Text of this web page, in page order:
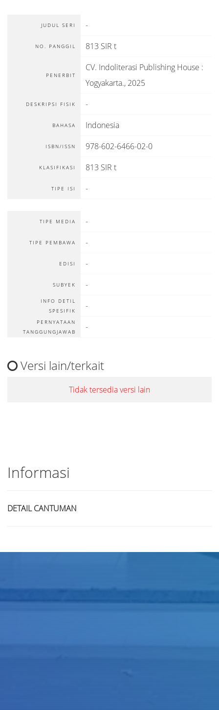
JUDUL SERI -
NO. PANGGIL 813 SIR t
PENERBIT
CV. Indoliterasi Publishing House :
Yogyakarta., 2025
DESKRIPSI FISIK -
BAHASA Indonesia
ISBN/ISSN 978-602-6466-02-0
KLASIFIKASI 813 SIR t
TIPE ISI -
TIPE MEDIA -
TIPE PEMBAWA -
EDISI -
SUBYEK -
INFO DETIL
SPESIFIK
-
PERNYATAAN
TANGGUNGJAWAB
-
Versi lain/terkait
Tidak tersedia versi lain
Informasi
DETAIL CANTUMAN
Judul
Pengarang
Subyek
ISBN/ISSN
Tipe Koleksi